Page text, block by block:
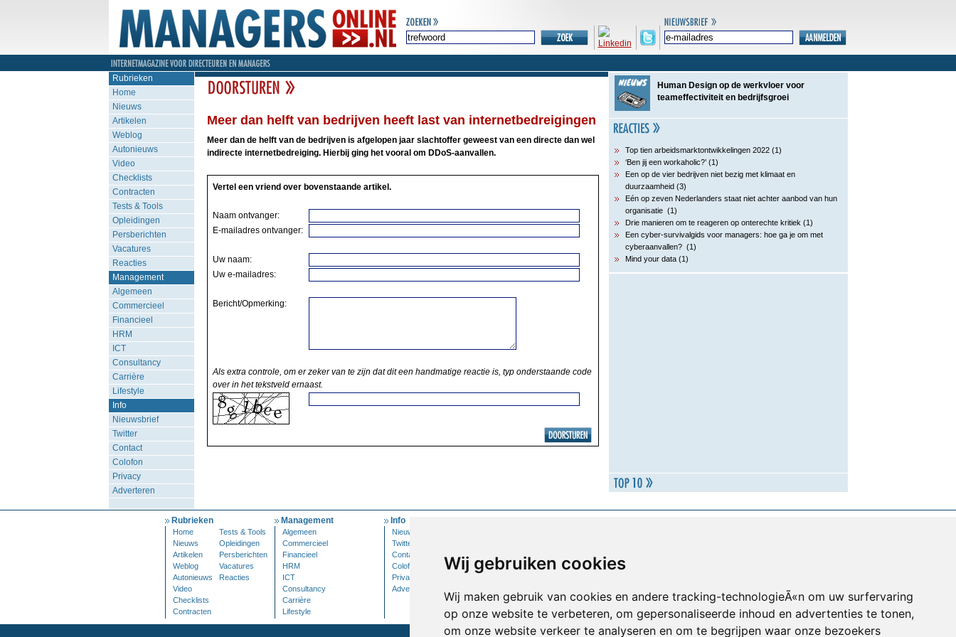
Wij gebruiken cookies
Wij maken gebruik van cookies en andere tracking-technologieÃ«n om uw surfervaring
op onze website te verbeteren, om gepersonaliseerde inhoud en advertenties te tonen,
om onze website verkeer te analyseren en om te begrijpen waar onze bezoekers
Rubrieken
Home
Nieuws
Artikelen
Weblog
Autonieuws
Video
Checklists
Contracten
Tests & Tools
Opleidingen
Persberichten
Vacatures
Reacties
Management
Algemeen
Commercieel
Financieel
HRM
ICT
Consultancy
Carrière
Lifestyle
Info
Nieuwsbrief
Twitter
Contact
Colofon
Privacy
Adverteren
Meer dan helft van bedrijven heeft last van internetbedreigingen
Meer dan de helft van de bedrijven is afgelopen jaar slachtoffer geweest van een directe dan wel
indirecte internetbedreiging. Hierbij ging het vooral om DDoS-aanvallen.
Vertel een vriend over bovenstaande artikel.
Naam ontvanger:
E-mailadres ontvanger:
Uw naam:
Uw e-mailadres:
Bericht/Opmerking:
Als extra controle, om er zeker van te zijn dat dit een handmatige reactie is, typ onderstaande code
over in het tekstveld ernaast.
Human Design op de werkvloer voor
teameffectiviteit en bedrijfsgroei
Top tien arbeidsmarktontwikkelingen 2022 (1)
‘Ben jij een workaholic?’ (1)
Een op de vier bedrijven niet bezig met klimaat en
duurzaamheid (3)
Eén op zeven Nederlanders staat niet achter aanbod van hun
organisatie (1)
Drie manieren om te reageren op onterechte kritiek (1)
Een cyber-survivalgids voor managers: hoe ga je om met
cyberaanvallen? (1)
Mind your data (1)
Rubrieken
Home
Tests & Tools
Nieuws
Opleidingen
Artikelen
Persberichten
Weblog
Vacatures
Autonieuws
Reacties
Video
Checklists
Contracten
Management
Algemeen
Commercieel
Financieel
HRM
ICT
Consultancy
Carrière
Lifestyle
Info
Nieuwsbrief
Twitter
Contact
Colofon
Privacy
Adverteren